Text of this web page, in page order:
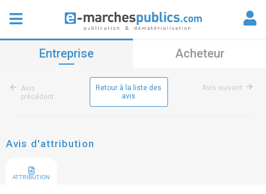
Entreprise Acheteur
Avis
précédent
Retour à la liste des
avis
Avis suivant
Avis d'attribution
ATTRIBUTION